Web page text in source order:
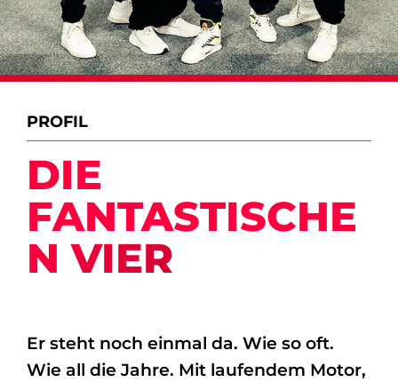
PROFIL
DIE
FANTASTISCHE
N VIER
Er steht noch einmal da. Wie so oft.
Wie all die Jahre. Mit laufendem Motor,